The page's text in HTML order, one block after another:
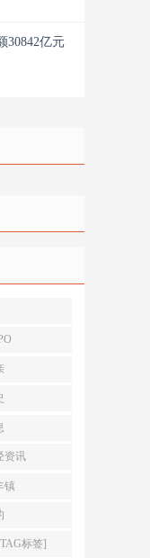
30842亿元
资讯
镇
标签]